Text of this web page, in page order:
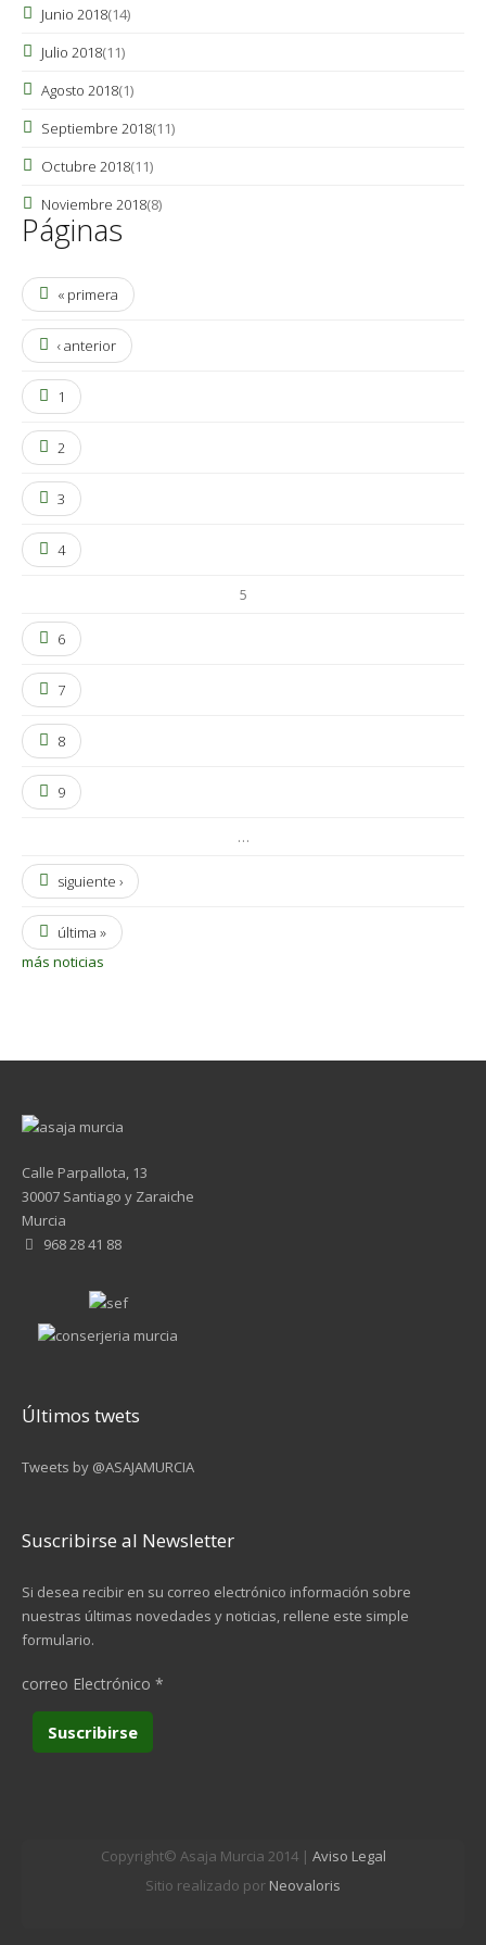
Junio 2018(14)
Julio 2018(11)
Agosto 2018(1)
Septiembre 2018(11)
Octubre 2018(11)
Noviembre 2018(8)
Páginas
« primera
‹ anterior
1
2
3
4
5
6
7
8
9
…
siguiente ›
última »
más noticias
Calle Parpallota, 13
30007 Santiago y Zaraiche
Murcia
968 28 41 88
Últimos twets
Tweets by @ASAJAMURCIA
Suscribirse al Newsletter
Si desea recibir en su correo electrónico información sobre
nuestras últimas novedades y noticias, rellene este simple
formulario.
correo Electrónico *
Copyright© Asaja Murcia 2014 | Aviso Legal
Sitio realizado por Neovaloris